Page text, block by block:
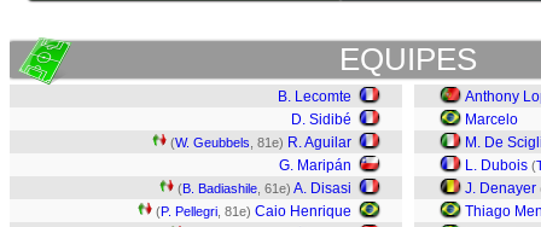
EQUIPES
B. Lecomte
D. Sidibé
(W. Geubbels , 81e) R. Aguilar
G. Maripán
(B. Badiashile , 61e) A. Disasi
(P. Pellegri , 81e) Caio Henrique
Anthony
Marcelo
M. De
L. Dubois (
J. Denayer
Thiago